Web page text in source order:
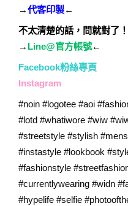
→代客印製←
不太清楚的話，問就對了！
→ Line@官方帳號←
Facebook粉絲專頁
Instagram
#noin #logotee #aoi
#lotd #whatiwore #wiw
#streetstyle #stylish
#instastyle #lookbook
#fashionstyle
#currentlywearing #widn
#hypelife #selfie